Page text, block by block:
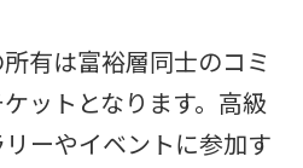
有は富裕層同士のコミ
ットとなります。高級
ーやイベントに参加す